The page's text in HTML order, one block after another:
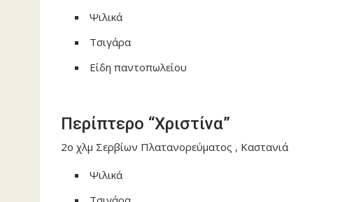
Ψιλικά
Τσιγάρα
Είδη παντοπωλείου
Περίπτερο “Χριστίνα”
2o χλμ Σερβίων Πλατανορεύματος , Καστανιά
Ψιλικά